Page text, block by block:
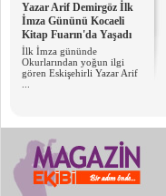
Yazar Arif Demirgöz İlk
İmza Gününü Kocaeli
Kitap Fuarın'da Yaşadı
İlk İmza gününde
Okurlarından yoğun ilgi
gören Eskişehirli Yazar Arif